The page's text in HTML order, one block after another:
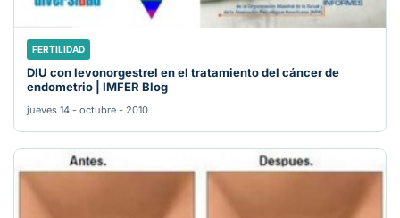
FERTILIDAD
DIU con levonorgestrel en el tratamiento del cáncer de
endometrio | IMFER Blog
jueves 14 - octubre - 2010